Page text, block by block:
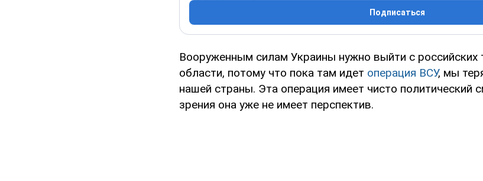
Подписаться
Вооруженным силам Украины нужно выйти с российских
области, потому что пока там идет операция ВСУ, мы
нашей страны. Эта операция имеет чисто политический
зрения она уже не имеет перспектив.